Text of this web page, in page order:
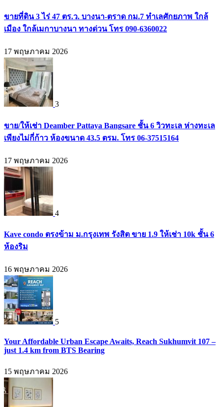
ขายที่ดิน 3 ไร่ 47 ตร.ว. บางนา-ตราด กม.7 ทำเลศักยภาพ ใกล้
เมือง ใกล้เมกาบางนา ทางด่วน โทร 090-6360022
17 พฤษภาคม 2026
3
ขาย/ให้เช่า Deamber Pattaya Bangsare ชั้น 6 วิวทะเล ห่างทะเล
เพียงไม่กี่ก้าว ห้องขนาด 43.5 ตรม. โทร 06-37515164
17 พฤษภาคม 2026
4
Kave condo ตรงข้าม ม.กรุงเทพ รังสิต ขาย 1.9 ให้เช่า 10k ชั้น 6
ห้องริม
16 พฤษภาคม 2026
5
Your Affordable Urban Escape Awaits, Reach Sukhumvit 107 –
just 1.4 km from BTS Bearing
15 พฤษภาคม 2026